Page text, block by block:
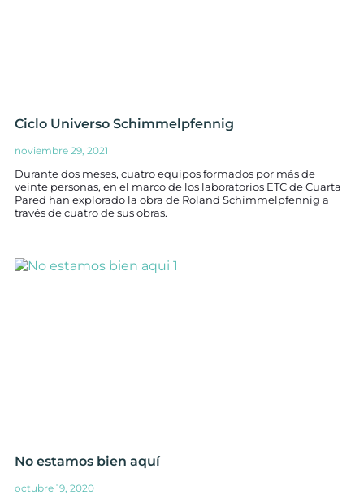
Ciclo Universo Schimmelpfennig
noviembre 29, 2021
Durante dos meses, cuatro equipos formados por más de
veinte personas, en el marco de los laboratorios ETC de Cuarta
Pared han explorado la obra de Roland Schimmelpfennig a
través de cuatro de sus obras.
No estamos bien aquí
octubre 19, 2020